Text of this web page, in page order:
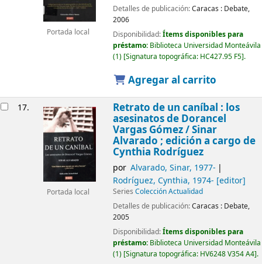
Portada local
Detalles de publicación:Caracas : Debate,
2006
Disponibilidad:Ítems disponibles para
préstamo: Biblioteca Universidad Monteávila
(1) Signatura topográfica: HC427.95 F5 .
Agregar al carrito
17.
Portada local
Retrato de un caníbal : los
asesinatos de Dorancel
Vargas Gómez /Sinar
Alvarado ; edición a cargo de
Cynthia Rodríguez
por Alvarado, Sinar, 1977-
Rodríguez, Cynthia, 1974- [editor]
Series Colección Actualidad
Detalles de publicación:Caracas : Debate,
2005
Disponibilidad:Ítems disponibles para
préstamo: Biblioteca Universidad Monteávila
(1) Signatura topográfica: HV6248 V354 A4 .